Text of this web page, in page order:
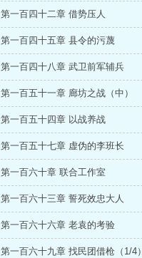
第一百四十二章 借势压人
第一百四十五章 县令的污蔑
第一百四十八章 武卫前军辅兵
第一百五十一章 廊坊之战（中）
第一百五十四章 以战养战
第一百五十七章 虚伪的李班长
第一百六十章 联合工作室
第一百六十三章 誓死效忠大人
第一百六十六章 老袁的考验
第一百六十九章 找民团借枪（1/4）